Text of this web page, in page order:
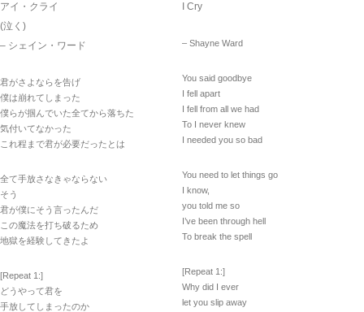
アイ・クライ
(泣く)
– シェイン・ワード
君がさよならを告げ
僕は崩れてしまった
僕らが掴んでいた全てから落ちた
気付いてなかった
これ程まで君が必要だったとは
全て手放さなきゃならない
そう
君が僕にそう言ったんだ
この魔法を打ち破るため
地獄を経験してきたよ
[Repeat 1:]
どうやって君を
手放してしまったのか
I Cry
– Shayne Ward
You said goodbye
I fell apart
I fell from all we had
To I never knew
I needed you so bad
You need to let things go
I know,
you told me so
I’ve been through hell
To break the spell
[Repeat 1:]
Why did I ever
let you slip away